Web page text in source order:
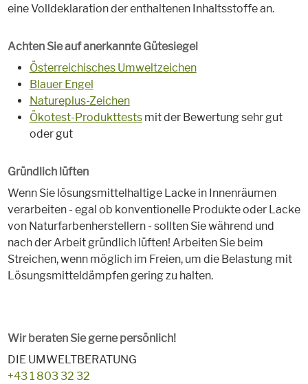
eine Volldeklaration der enthaltenen Inhaltsstoffe an.
Achten Sie auf anerkannte Gütesiegel
Österreichisches Umweltzeichen
Blauer Engel
Natureplus-Zeichen
Ökotest-Produkttestsmit der Bewertung sehr gut
oder gut
Gründlich lüften
Wenn Sie lösungsmittelhaltige Lacke in Innenräumen
verarbeiten - egal ob konventionelle Produkte oder Lacke
von Naturfarbenherstellern - sollten Sie während und
nach der Arbeit gründlich lüften! Arbeiten Sie beim
Streichen, wenn möglich im Freien, um die Belastung mit
Lösungsmitteldämpfen gering zu halten.
Wir beraten Sie gerne persönlich!
DIE UMWELTBERATUNG
+43 1 803 32 32